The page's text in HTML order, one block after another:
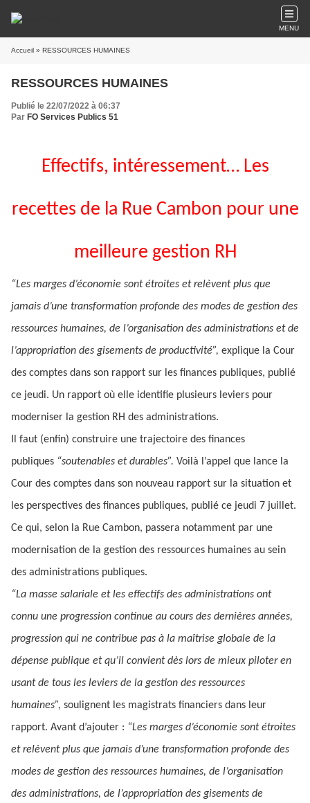
MENU
Accueil » RESSOURCES HUMAINES
RESSOURCES HUMAINES
Publié le 22/07/2022 à 06:37
Par FO Services Publics 51
Effectifs, intéressement… Les
recettes de la Rue Cambon pour une
meilleure gestion RH
“Les marges d’économie sont étroites et relèvent plus que
jamais d’une transformation profonde des modes de gestion des
ressources humaines, de l’organisation des administrations et de
l’appropriation des gisements de productivité”, explique la Cour
des comptes dans son rapport sur les finances publiques, publié
ce jeudi. Un rapport où elle identifie plusieurs leviers pour
moderniser la gestion RH des administrations.
Il faut (enfin) construire une trajectoire des finances
publiques “soutenables et durables”. Voilà l’appel que lance la
Cour des comptes dans son nouveau rapport sur la situation et
les perspectives des finances publiques, publié ce jeudi 7 juillet.
Ce qui, selon la Rue Cambon, passera notamment par une
modernisation de la gestion des ressources humaines au sein
des administrations publiques.
“La masse salariale et les effectifs des administrations ont
connu une progression continue au cours des dernières années,
progression qui ne contribue pas à la maîtrise globale de la
dépense publique et qu’il convient dès lors de mieux piloter en
usant de tous les leviers de la gestion des ressources
humaines”, soulignent les magistrats financiers dans leur
rapport. Avant d’ajouter : “Les marges d’économie sont étroites
et relèvent plus que jamais d’une transformation profonde des
modes de gestion des ressources humaines, de l’organisation
des administrations, de l’appropriation des gisements de